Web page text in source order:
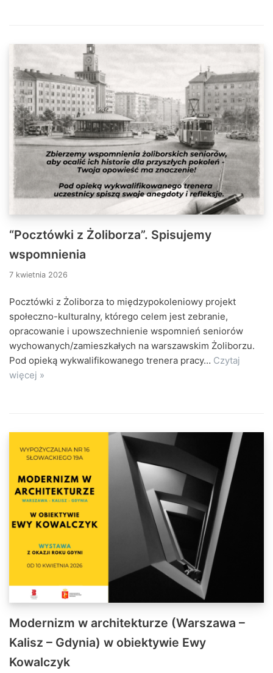
“Pocztówki z Żoliborza”. Spisujemy
wspomnienia
7 kwietnia 2026
Pocztówki z Żoliborza to międzypokoleniowy projekt
społeczno-kulturalny, którego celem jest zebranie,
opracowanie i upowszechnienie wspomnień seniorów
wychowanych/zamieszkałych na warszawskim Żoliborzu.
Pod opieką wykwalifikowanego trenera pracy… Czytaj
więcej »
Modernizm w architekturze (Warszawa –
Kalisz – Gdynia) w obiektywie Ewy
Kowalczyk